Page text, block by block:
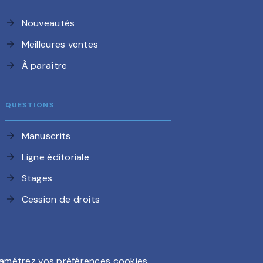
arrow_forward Nouveautés
arrow_forward Meilleures ventes
arrow_forward À paraître
QUESTIONS
arrow_forward Manuscrits
arrow_forward Ligne éditoriale
arrow_forward Stages
arrow_forward Cession de droits